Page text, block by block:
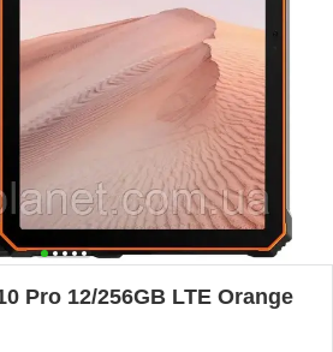
Pro 12/256GB LTE Orange